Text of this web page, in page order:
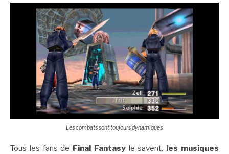
Les combats sont toujours dynamiques.
Tous les fans de Final Fantasy le savent, les musiques